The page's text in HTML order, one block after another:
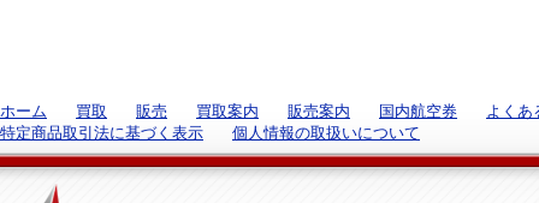
ホーム 買取 販売 買取案内 販売案内 国内航空券
よくあ
特定商品取引法に基づく表示
個人情報の取扱いについて